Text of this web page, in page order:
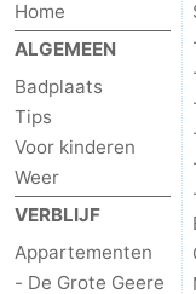
Walcherse
bos
Dishoek
-
Vlissingen
-
Middelburg
Zeeuws-
Vlaanderen
-
Nieuwvliet
-
Home
ALGEMEEN
Badplaats
Tips
Voor kinderen
Weer
VERBLIJF
Appartementen
- De Grote Geere